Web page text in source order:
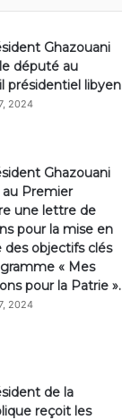
Ghazouani
député au
présidentiel libyen
2024
Ghazouani
Premier
une lettre de
pour la mise en
objectifs clés
« Mes
pour la Patrie ».
2024
de la
reçoit les